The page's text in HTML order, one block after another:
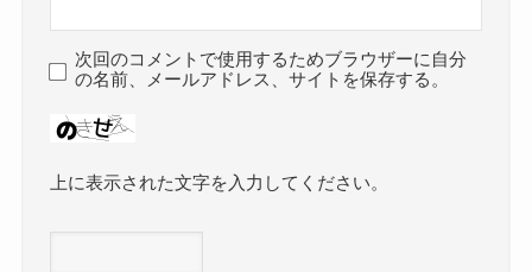
次回のコメントで使用するためブラウザーに自分
の名前、メールアドレス、サイトを保存する。
上に表示された文字を入力してください。